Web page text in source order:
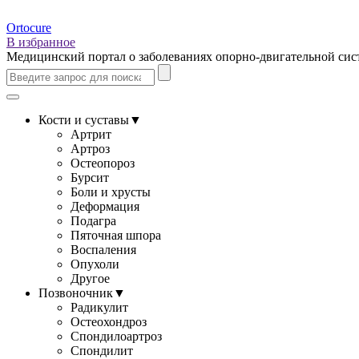
Ortocure
В избранное
Медицинский портал о заболеваниях опорно-двигательной
Кости и суставы▼
Артрит
Артроз
Остеопороз
Бурсит
Боли и хрусты
Деформация
Подагра
Пяточная шпора
Воспаления
Опухоли
Другое
Позвоночник▼
Радикулит
Остеохондроз
Спондилоартроз
Спондилит